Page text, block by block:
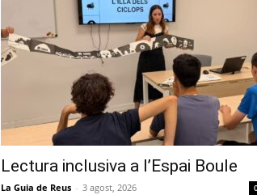
Lectura inclusiva a l’Espai Boule
La Guia de Reus - 3 agost, 2026